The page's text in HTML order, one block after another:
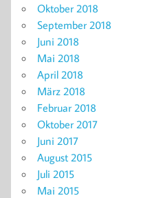
Oktober 2018
September 2018
Juni 2018
Mai 2018
April 2018
März 2018
Februar 2018
Oktober 2017
Juni 2017
August 2015
Juli 2015
Mai 2015